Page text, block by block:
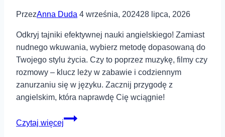
PrzezAnna Duda 4 września, 202428 lipca, 2026
Odkryj tajniki efektywnej nauki angielskiego! Zamiast
nudnego wkuwania, wybierz metodę dopasowaną do
Twojego stylu życia. Czy to poprzez muzykę, filmy czy
rozmowy – klucz leży w zabawie i codziennym
zanurzaniu się w języku. Zacznij przygodę z
angielskim, która naprawdę Cię wciągnie!
Czytaj więcej
Efektywna